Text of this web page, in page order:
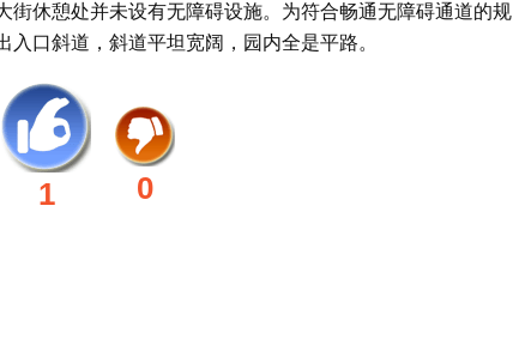
街休憩处并未设有无障碍设施。为符合畅通无障碍通道的规
入口斜道，斜道平坦宽阔，园内全是平路。
1 0